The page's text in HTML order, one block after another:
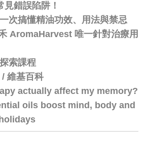
錯誤陷阱！
次搞懂精油功效、用法與禁忌
AromaHarvest 唯一針對治療用
索課程
維基百科
actually affect my memory?
oils boost mind, body and